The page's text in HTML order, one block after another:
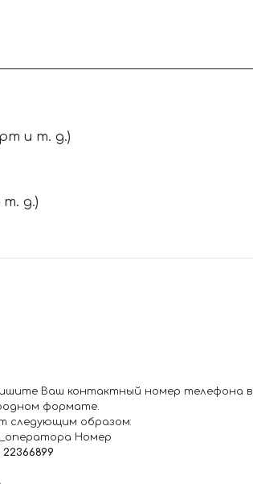
и т. д.)
т. д.)
Ваш контактный номер телефона в
формате.
следующим образом:
Номер
22366899